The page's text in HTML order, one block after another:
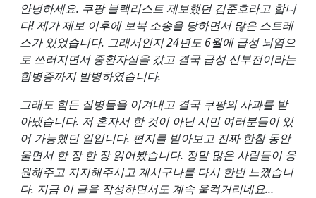
안녕하세요. 쿠팡 블랙리스트 제보했던 김준호라고 합니
다! 제가 제보 이후에 보복 소송을 당하면서 많은 스트레
스가 있었습니다. 그래서인지 24년도 6월에 급성 뇌염으
로 쓰러지면서 중환자실을 갔고 결국 급성 신부전이라는
합병증까지 발병하였습니다.
그래도 힘든 질병들을 이겨내고 결국 쿠팡의 사과를 받
아냈습니다. 저 혼자서 한 것이 아닌 시민 여러분들이 있
어 가능했던 일입니다. 편지를 받아보고 진짜 한참 동안
울면서 한 장 한 장 읽어봤습니다. 정말 많은 사람들이 응
원해주고 지지해주시고 계시구나를 다시 한번 느꼈습니
다. 지금 이 글을 작성하면서도 계속 울컥거리네요…